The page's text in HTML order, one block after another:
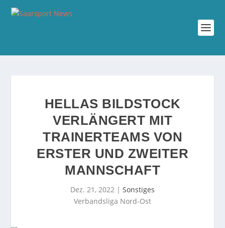
HELLAS BILDSTOCK
VERLÄNGERT MIT
TRAINERTEAMS VON
ERSTER UND ZWEITER
MANNSCHAFT
Dez. 21, 2022 | Sonstiges
Verbandsliga Nord-Ost